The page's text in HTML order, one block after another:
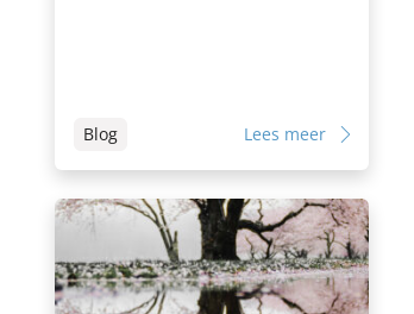
Blog Lees meer